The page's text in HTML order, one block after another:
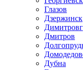
Глазов
Дзержинск
Дмитров
Дубна